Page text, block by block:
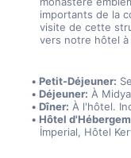
importants de la
visite de cette
vers notre hôtel
Petit-Déjeuner:
Déjeuner: À
Dîner: À l'hôtel.
Hôtel
İmperial, Hôtel